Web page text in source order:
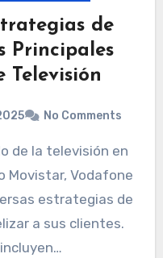
de
Principales
Televisión
No Comments
Movistar, Vodafone
estrategias de
a sus clientes.